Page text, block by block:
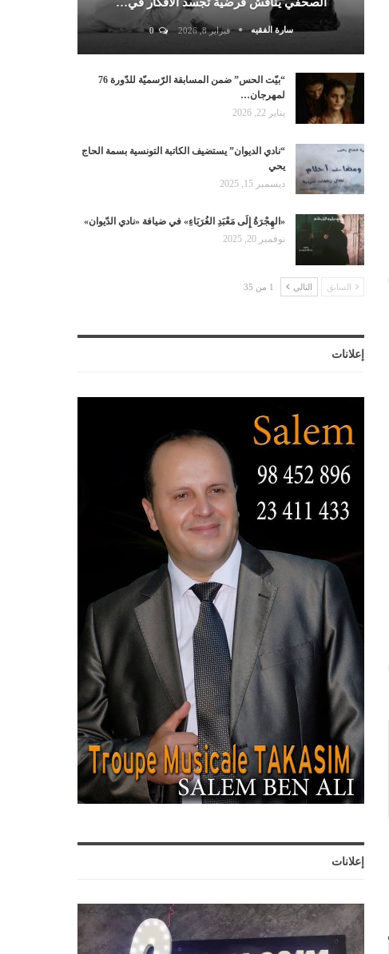
سارة الفقيه فبراير 8, 2026 0
“بيّت الحس” ضمن المسابقة الرّسميّة للدّورة 76
لمهرجان…
يناير 22, 2026
“نادي الديوان” يستضيف الكاتبة التونسية بسمة الحاج
يحي
ديسمبر 15, 2025
«الهِجْرَةُ إِلَى مَعْبَدِ الغُرَبَاءِ» في ضيافة «نادي الدّيوان»
نوفمبر 20, 2025
السابق التالي 1 من 35
إعلانات
إعلانات